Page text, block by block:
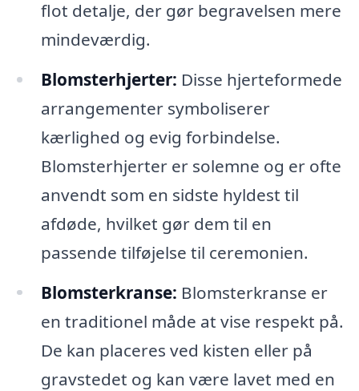
flot detalje, der gør begravelsen mere
mindeværdig.
Blomsterhjerter: Disse hjerteformede
arrangementer symboliserer
kærlighed og evig forbindelse.
Blomsterhjerter er solemne og er ofte
anvendt som en sidste hyldest til
afdøde, hvilket gør dem til en
passende tilføjelse til ceremonien.
Blomsterkranse: Blomsterkranse er
en traditionel måde at vise respekt på.
De kan placeres ved kisten eller på
gravstedet og kan være lavet med en